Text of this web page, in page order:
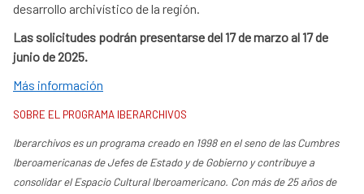
desarrollo archivístico de la región.
Las solicitudes podrán presentarse del 17 de marzo al 17 de
junio de 2025.
Más información
SOBRE EL PROGRAMA IBERARCHIVOS
Iberarchivos es un programa creado en 1998 en el seno de las Cumbres
Iberoamericanas de Jefes de Estado y de Gobierno y contribuye a
consolidar el Espacio Cultural Iberoamericano. Con más de 25 años de